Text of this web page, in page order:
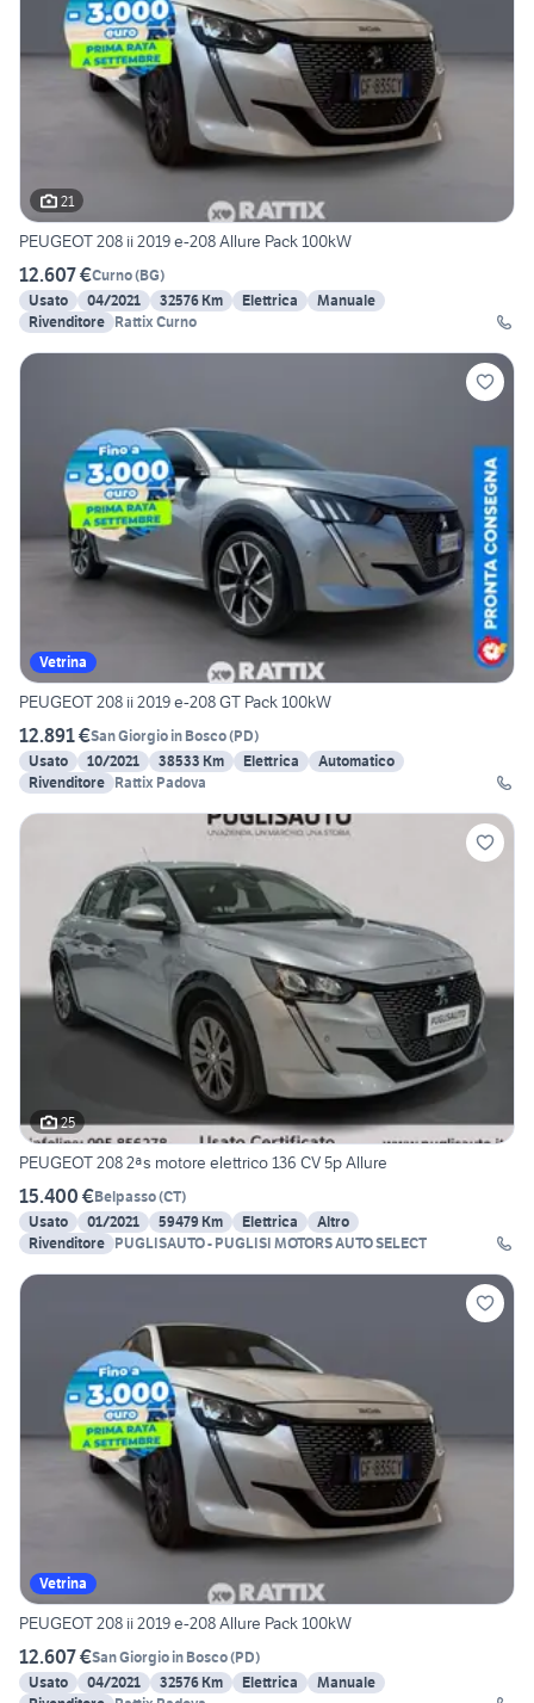
21
PEUGEOT 208 ii 2019 e-208 Allure Pack 100kW
12.607 €Curno(BG)
Usato
04/2021 32576 Km Elettrica
Manuale
Rivenditore Rattix Curno
Vetrina
PEUGEOT 208 ii 2019 e-208 GT Pack 100kW
12.891 €San Giorgio in Bosco(PD)
Usato
10/2021 38533 Km Elettrica
Automatico
Rivenditore Rattix Padova
25
PEUGEOT 208 2ªs motore elettrico 136 CV 5p Allure
15.400 €Belpasso(CT)
Usato
01/2021 59479 Km Elettrica
Altro
Rivenditore
PUGLISAUTO - PUGLISI MOTORS AUTO SELECT
Vetrina
PEUGEOT 208 ii 2019 e-208 Allure Pack 100kW
12.607 €San Giorgio in Bosco(PD)
Usato
04/2021 32576 Km Elettrica
Manuale